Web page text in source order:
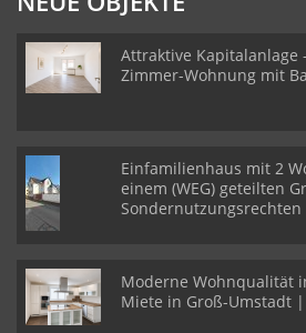
Attraktive Kapitalanlage
Zimmer-Wohnung mit
Einfamilienhaus mit 2
einem (WEG) geteilten
Sondernutzungsrechten
Moderne Wohnqualität
Miete in Groß-Umstadt |